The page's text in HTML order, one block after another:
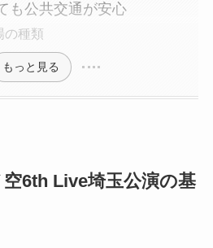
も公共交通が安心
の種類
もっと見る
6th Live埼玉公演の基